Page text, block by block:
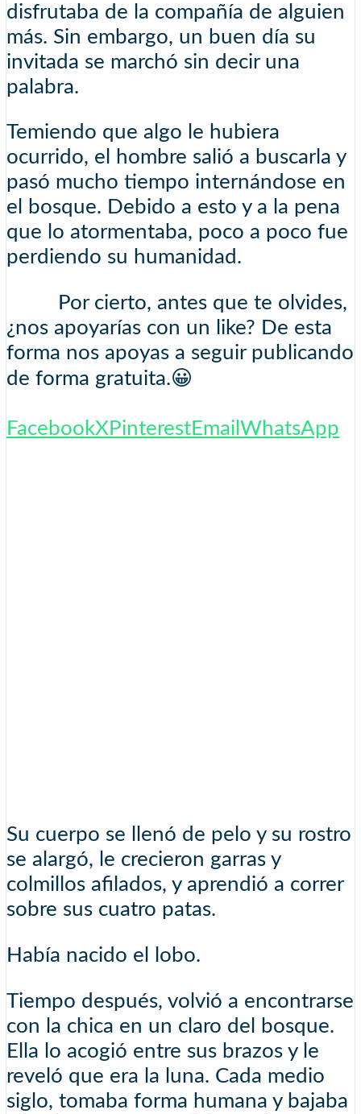
disfrutaba de la compañía de alguien
más. Sin embargo, un buen día su
invitada se marchó sin decir una
palabra.
Temiendo que algo le hubiera
ocurrido, el hombre salió a buscarla y
pasó mucho tiempo internándose en
el bosque. Debido a esto y a la pena
que lo atormentaba, poco a poco fue
perdiendo su humanidad.
Por cierto, antes que te olvides,
¿nos apoyarías con un like? De esta
forma nos apoyas a seguir publicando
de forma gratuita.😀
FacebookX PinterestEmail WhatsApp
Su cuerpo se llenó de pelo y su rostro
se alargó, le crecieron garras y
colmillos afilados, y aprendió a correr
sobre sus cuatro patas.
Había nacido el lobo.
Tiempo después, volvió a encontrarse
con la chica en un claro del bosque.
Ella lo acogió entre sus brazos y le
reveló que era la luna. Cada medio
siglo, tomaba forma humana y bajaba